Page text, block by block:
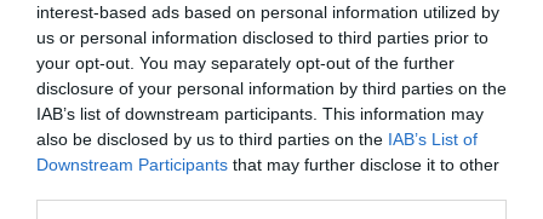
interest-based ads based on personal information utilized by
us or personal information disclosed to third parties prior to
your opt-out. You may separately opt-out of the further
disclosure of your personal information by third parties on the
IAB’s list of downstream participants. This information may
also be disclosed by us to third parties on the IAB’s List of
Downstream Participants that may further disclose it to other
només per al nostre hub tecnològic sinó també
per les sinergies que poden sorgir amb les altres
empreses situades a l'edifici".
Per la seva banda, Caviasca ha destacat que